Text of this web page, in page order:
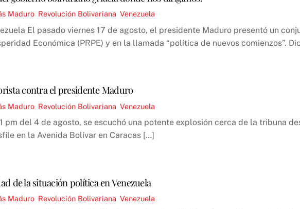
Maduro Revolución Bolivariana Venezuela
El pasado viernes 17 de agosto, el presidente Maduro presentó un
Económica (PRPE) y en la llamada “política de nuevos comienzos”.
contra el presidente Maduro
Maduro Revolución Bolivariana Venezuela
pm del 4 de agosto, se escuchó una potente explosión cerca de la tribuna
en la Avenida Bolívar en Caracas […]
de la situación política en Venezuela
Maduro Revolución Bolivariana Venezuela